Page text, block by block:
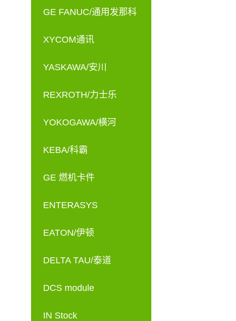
GE FANUC/通用发那科
XYCOM通讯
YASKAWA/安川
REXROTH/力士乐
YOKOGAWA/横河
KEBA/科霸
GE 燃机卡件
ENTERASYS
EATON/伊顿
DELTA TAU/泰道
DCS module
IN Stock